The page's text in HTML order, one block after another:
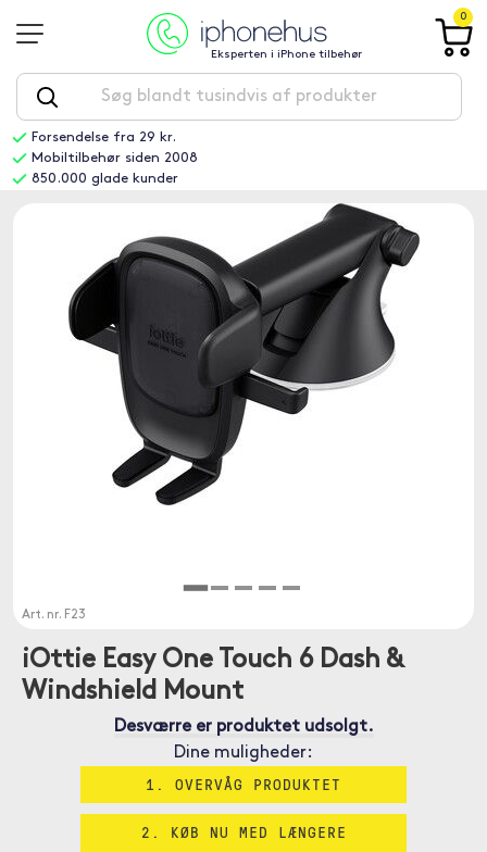
Eksperten i iPhone tilbehør
0
Forsendelse fra 29 kr.
Mobiltilbehør siden 2008
850.000 glade kunder
Art. nr. F23
iOttie Easy One Touch 6 Dash &
Windshield Mount
Desværre er produktet udsolgt.
Dine muligheder:
1. OVERVÅG PRODUKTET
2. KØB NU MED LÆNGERE